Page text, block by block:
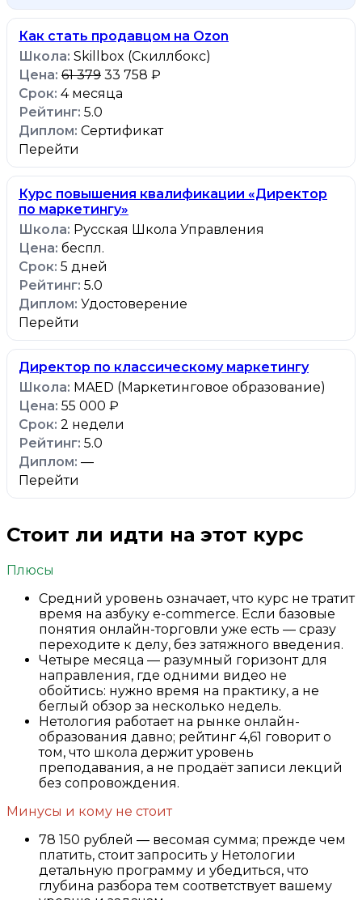
Как стать продавцом на Ozon
Skillbox (Скиллбокс)
61 379 33 758 ₽
4 месяца
5.0
Сертификат
Перейти
Курс повышения квалификации «Директор
по маркетингу»
Русская Школа Управления
беспл.
5 дней
5.0
Удостоверение
Перейти
Директор по классическому маркетингу
MAED (Маркетинговое образование)
55 000 ₽
2 недели
5.0
—
Перейти
Стоит ли идти на этот курс
Плюсы
Средний уровень означает, что курс не тратит
время на азбуку e-commerce. Если базовые
понятия онлайн-торговли уже есть — сразу
переходите к делу, без затяжного введения.
Четыре месяца — разумный горизонт для
направления, где одними видео не
обойтись: нужно время на практику, а не
беглый обзор за несколько недель.
Нетология работает на рынке онлайн-
образования давно; рейтинг 4,61 говорит о
том, что школа держит уровень
преподавания, а не продаёт записи лекций
без сопровождения.
Минусы и кому не стоит
78 150 рублей — весомая сумма; прежде чем
платить, стоит запросить у Нетологии
детальную программу и убедиться, что
глубина разбора тем соответствует вашему